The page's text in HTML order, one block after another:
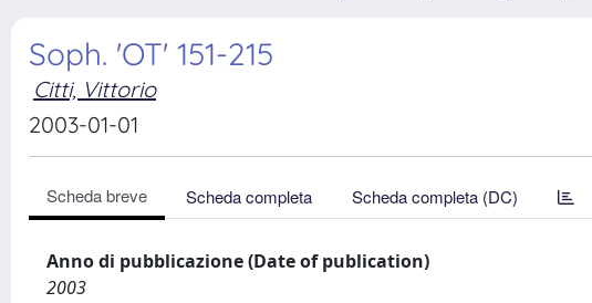
Soph. 'OT' 151-215
Citti, Vittorio
2003-01-01
Scheda breve Scheda completa Scheda completa (DC)
Anno di pubblicazione (Date of publication)
2003